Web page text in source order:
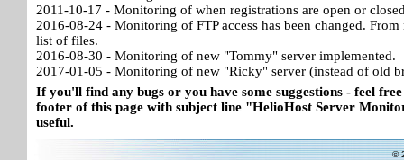
2011-10-17 - Monitoring of when registrations are open or
2016-08-24 - Monitoring of FTP access has been changed.
list of files.
2016-08-30 - Monitoring of new "Tommy" server implemented.
2017-01-05 - Monitoring of new "Ricky" server (instead of old
If you'll find any bugs or you have some suggestions - feel
footer of this page with subject line "HelioHost Server
useful.
©